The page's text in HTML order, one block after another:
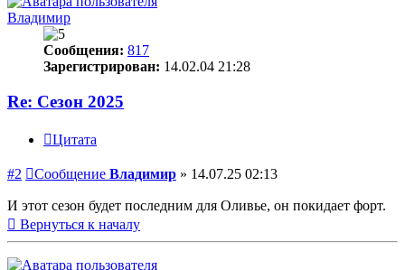
Владимир
Сообщения: 817
Зарегистрирован: 14.02.04 21:28
Re: Сезон 2025
Цитата
#2 Сообщение Владимир » 14.07.25 02:13
И этот сезон будет последним для Оливье, он покидает форт.
Вернуться к началу